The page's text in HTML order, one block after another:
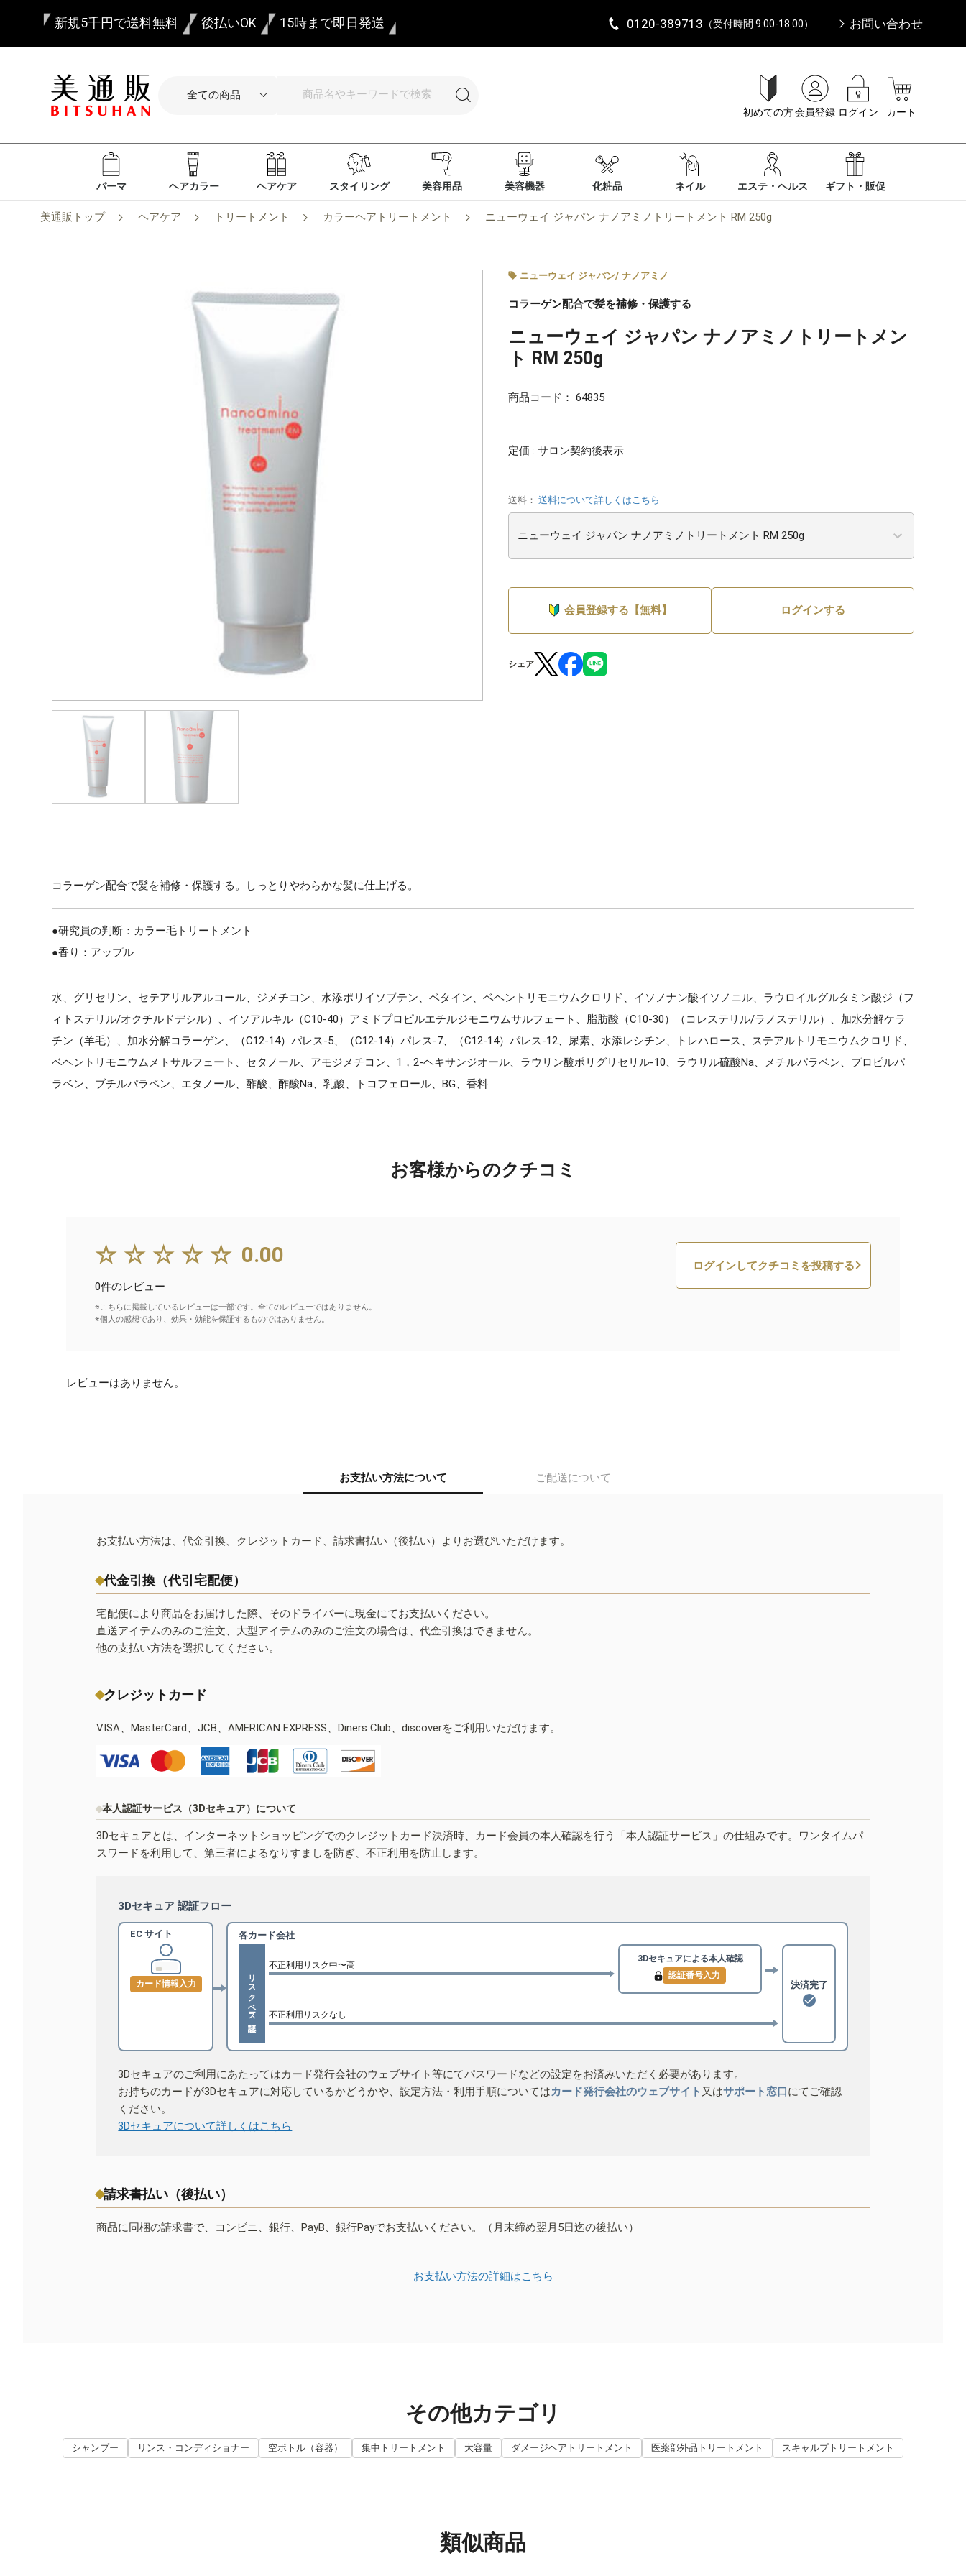
新規5千円で送料無料 後払いOK 15時まで即日発送 0120-389713 （受付時間 9:00-18:00） お問い合わせ
初めての方会員登録 ログイン カート
パーマ ヘアカラー ヘアケア スタイリング 美容用品 美容機器 化粧品 ネイル エステ・ヘルス ギフト・販促
美通販トップ ヘアケア トリートメント カラーヘアトリートメント ニューウェイ ジャパン ナノアミノトリートメント RM 250g
ニューウェイ ジャパン/ ナノアミノ
コラーゲン配合で髪を補修・保護する
ニューウェイ ジャパン ナノアミノトリートメン
ト RM 250g
商品コード： 64835
定価 : サロン契約後表示
送料： 送料について詳しくはこちら
会員登録する【無料】 ログインする
シェア
コラーゲン配合で髪を補修・保護する。しっとりやわらかな髪に仕上げる。
●研究員の判断：カラー毛トリートメント
●香り：アップル
水、グリセリン、セテアリルアルコール、ジメチコン、水添ポリイソブテン、ベタイン、ベヘントリモニウムクロリド、イソノナン酸イソノニル、ラウロイルグルタミン酸ジ（フ
ィトステリル/オクチルドデシル）、イソアルキル（C10-40）アミドプロピルエチルジモニウムサルフェート、脂肪酸（C10-30）（コレステリル/ラノステリル）、加水分解ケラ
チン（羊毛）、加水分解コラーゲン、（C12-14）パレス-5、（C12-14）パレス-7、（C12-14）パレス-12、尿素、水添レシチン、トレハロース、ステアルトリモニウムクロリド、
ベヘントリモニウムメトサルフェート、セタノール、アモジメチコン、1，2-ヘキサンジオール、ラウリン酸ポリグリセリル-10、ラウリル硫酸Na、メチルパラベン、プロピルパ
ラベン、ブチルパラベン、エタノール、酢酸、酢酸Na、乳酸、トコフェロール、BG、香料
お客様からのクチコミ
☆☆☆☆☆ 0.00
0件のレビュー
※こちらに掲載しているレビューは一部です。全てのレビューではありません。
※個人の感想であり、効果・効能を保証するものではありません。
ログインしてクチコミを投稿する
レビューはありません。
お支払い方法について ご配送について
お支払い方法は、代金引換、クレジットカード、請求書払い（後払い）よりお選びいただけます。
代金引換（代引宅配便）
宅配便により商品をお届けした際、そのドライバーに現金にてお支払いください。
直送アイテムのみのご注文、大型アイテムのみのご注文の場合は、代金引換はできません。
他の支払い方法を選択してください。
クレジットカード
VISA、MasterCard、JCB、AMERICAN EXPRESS、Diners Club、discoverをご利用いただけます。
本人認証サービス（3Dセキュア）について
3Dセキュアとは、インターネットショッピングでのクレジットカード決済時、カード会員の本人確認を行う「本人認証サービス」の仕組みです。ワンタイムパ
スワードを利用して、第三者によるなりすましを防ぎ、不正利用を防止します。
3Dセキュア 認証フロー
EC サイト
カード情報入力
各カード会社
リスクベース認証
不正利用リスク中〜高
3Dセキュアによる本人確認
認証番号入力
不正利用リスクなし
決済完了
3Dセキュアのご利用にあたってはカード発行会社のウェブサイト等にてパスワードなどの設定をお済みいただく必要があります。
お持ちのカードが3Dセキュアに対応しているかどうかや、設定方法・利用手順についてはカード発行会社のウェブサイト 又はサポート窓口にてご確認
ください。
3Dセキュアについて詳しくはこちら
請求書払い（後払い）
商品に同梱の請求書で、コンビニ、銀行、PayB、銀行Payでお支払いください。（月末締め翌月5日迄の後払い）
お支払い方法の詳細はこちら
その他カテゴリ
シャンプー リンス・コンディショナー 空ボトル（容器） 集中トリートメント 大容量 ダメージヘアトリートメント 医薬部外品トリートメント スキャルプトリートメント
類似商品